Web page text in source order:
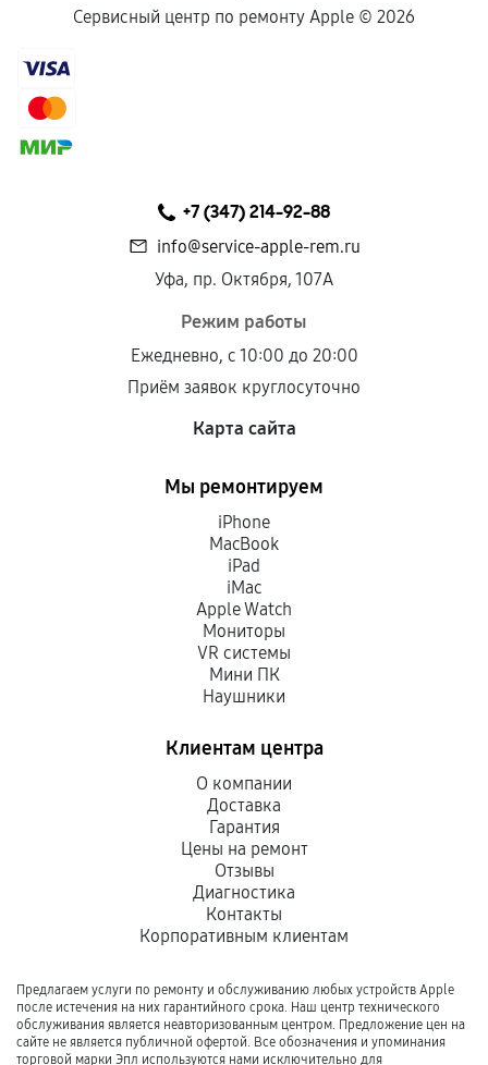
Сервисный центр по ремонту Apple © 2026
+7 (347) 214-92-88
info@service-apple-rem.ru
Уфа, пр. Октября, 107А
Режим работы
Ежедневно, с 10:00 до 20:00
Приём заявок круглосуточно
Карта сайта
Мы ремонтируем
iPhone
MacBook
iPad
iMac
Apple Watch
Мониторы
VR системы
Мини ПК
Наушники
Клиентам центра
О компании
Доставка
Гарантия
Цены на ремонт
Отзывы
Диагностика
Контакты
Корпоративным клиентам
Предлагаем услуги по ремонту и обслуживанию любых устройств Apple
после истечения на них гарантийного срока. Наш центр технического
обслуживания является неавторизованным центром. Предложение цен на
сайте не является публичной офертой. Все обозначения и упоминания
торговой марки Эпл используются нами исключительно для